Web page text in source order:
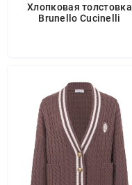
Хлопковая толстовка
Brunello Cucinelli